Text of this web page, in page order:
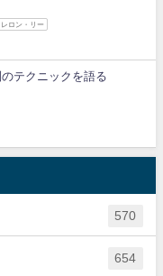
レロン・リー
テクニックを語る
570
654